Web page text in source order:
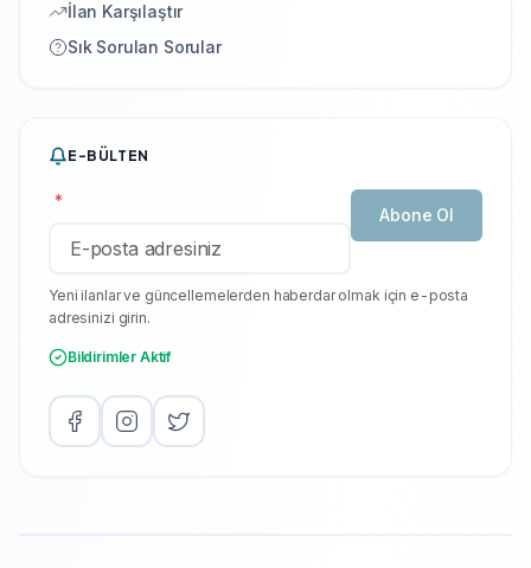
İlan Karşılaştır
Sık Sorulan Sorular
E-BÜLTEN
*
Abone Ol
Yeni ilanlar ve güncellemelerden haberdar olmak için e-posta
adresinizi girin.
Bildirimler Aktif